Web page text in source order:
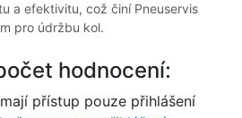
a efektivitu, což činí Pneuservis
pro údržbu kol.
hodnocení:
přístup pouze přihlášení